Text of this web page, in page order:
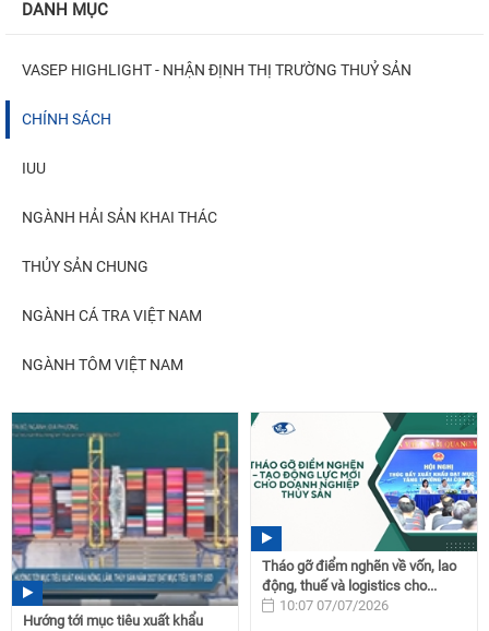
DANH MỤC
VASEP HIGHLIGHT - NHẬN ĐỊNH THỊ TRƯỜNG THUỶ SẢN
CHÍNH SÁCH
IUU
NGÀNH HẢI SẢN KHAI THÁC
THỦY SẢN CHUNG
NGÀNH CÁ TRA VIỆT NAM
NGÀNH TÔM VIỆT NAM
Hướng tới mục tiêu xuất khẩu
Tháo gỡ điểm nghẽn về vốn, lao
động, thuế và logistics cho...
10:07 07/07/2026